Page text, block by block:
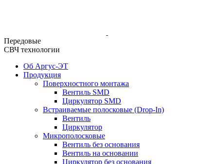
Передовые
СВЧ технологии
Об Аргус-ЭТ
Продукция
Поверхностного монтажа
Вентиль SMD
Циркулятор SMD
Встраиваемые полосковые (Drop-In)
Вентиль
Циркулятор
Микрополосковые
Вентиль без основания
Вентиль на основании
Циркулятор без основания